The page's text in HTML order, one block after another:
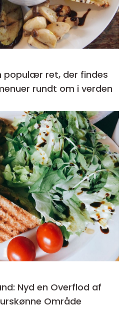
populær ret, der findes
rundt om i verden
Nyd en Overflod af
Område